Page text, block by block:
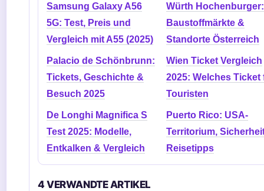
Samsung Galaxy A56
5G: Test, Preis und
Vergleich mit A55 (2025)
Würth Hochenburger:
Baustoffmärkte &
Standorte Österreich
Palacio de Schönbrunn:
Tickets, Geschichte &
Besuch 2025
Wien Ticket Vergleich
2025: Welches Ticket
Touristen
De Longhi Magnifica S
Test 2025: Modelle,
Entkalken & Vergleich
Puerto Rico: USA-
Territorium,
Reisetipps
4 VERWANDTE ARTIKEL